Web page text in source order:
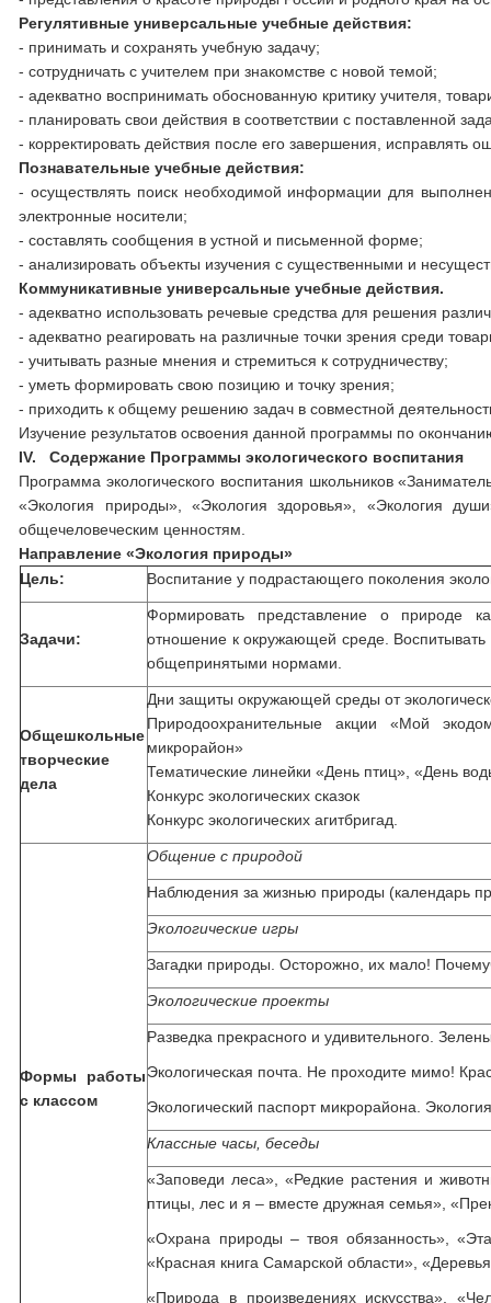
Регулятивные универсальные учебные действия:
- принимать и сохранять учебную задачу;
- сотрудничать с учителем при знакомстве с новой темой;
- адекватно воспринимать обоснованную критику учителя,
- планировать свои действия в соответствии с поставленной
- корректировать действия после его завершения, исправлять
Познавательные учебные действия:
- осуществлять поиск необходимой информации для
электронные носители;
- составлять сообщения в устной и письменной форме;
- анализировать объекты изучения с существенными и
Коммуникативные универсальные учебные действия.
- адекватно использовать речевые средства для решения
- адекватно реагировать на различные точки зрения среди
- учитывать разные мнения и стремиться к сотрудничеству;
- уметь формировать свою позицию и точку зрения;
- приходить к общему решению задач в совместной
Изучение результатов освоения данной программы по
IV. Содержание Программы экологического воспитания
Программа экологического воспитания школьников
«Экология природы», «Экология здоровья», «Экология
общечеловеческим ценностям.
Направление «Экология природы»
Цель:
Воспитание у подрастающего поколения
Задачи:
Формировать представление о природе
отношение к окружающей среде. Воспитывать
общепринятыми нормами.
Общешкольные
творческие
дела
Дни защиты окружающей среды от
Природоохранительные акции «Мой
микрорайон»
Тематические линейки «День птиц», «День
Конкурс экологических сказок
Конкурс экологических агитбригад.
Формы работы
с классом
Общение с природой
Наблюдения за жизнью природы (календарь
Экологические игры
Загадки природы. Осторожно, их мало!
Экологические проекты
Разведка прекрасного и удивительного.
Экологическая почта. Не проходите мимо!
Экологический паспорт микрорайона.
Классные часы, беседы
«Заповеди леса», «Редкие растения и
птицы, лес и я – вместе дружная семья»,
«Охрана природы – твоя обязанность»,
«Красная книга Самарской области»,
«Природа в произведениях искусства»,